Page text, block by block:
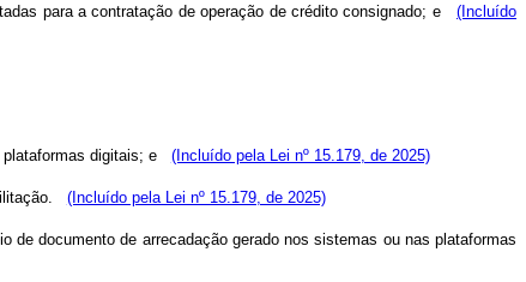
para a contratação de operação de crédito consignado; e
(Incluído
digitais; e (Incluído pela Lei nº 15.179, de 2025)
(Incluído pela Lei nº 15.179, de 2025)
de documento de arrecadação gerado nos sistemas ou nas plataformas